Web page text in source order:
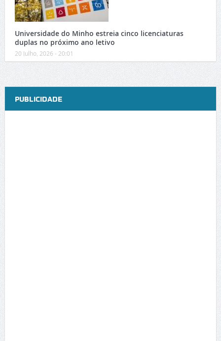
Universidade do Minho estreia cinco licenciaturas
duplas no próximo ano letivo
20 Julho, 2026 - 20:01
PUBLICIDADE